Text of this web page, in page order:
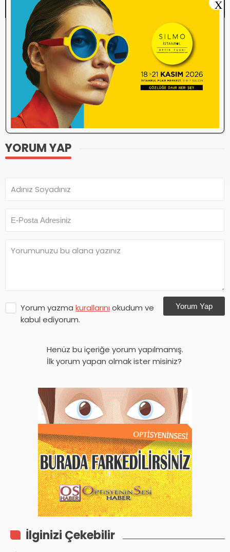
Etiketler
Denetim mesul müdür
optik sektör
optik yönetmeliği
optisyenlik müessesesi
protokol numarası
Reçete kayıt defteri
Saglik Bakanligi
YORUM YAP
Yorum yazma kurallarını okudum ve
kabul ediyorum.
Yorum Yap
Henüz bu içeriğe yorum yapılmamış.
İlk yorum yapan olmak ister misiniz?
İlginizi Çekebilir
X